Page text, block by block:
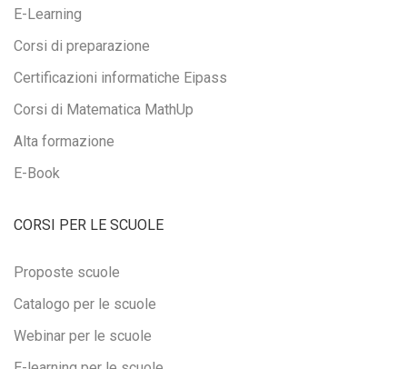
E-Learning
Corsi di preparazione
Certificazioni informatiche Eipass
Corsi di Matematica MathUp
Alta formazione
E-Book
CORSI PER LE SCUOLE
Proposte scuole
Catalogo per le scuole
Webinar per le scuole